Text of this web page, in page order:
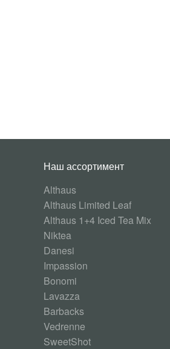
Наш ассортимент
Althaus
Althaus Limited Leaf
Althaus 1+4 Iced Tea Mix
Niktea
Danesi
Impassion
Bonomi
Lavazza
Barbacks
Vedrenne
SweetShot